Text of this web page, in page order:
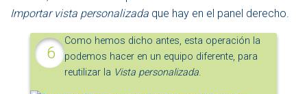
Importar vista personalizada que hay en el panel derecho.
Como hemos dicho antes, esta operación la
podemos hacer en un equipo diferente, para
reutilizar la Vista personalizada.